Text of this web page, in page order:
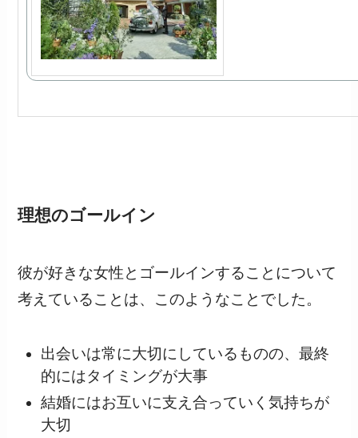
理想のゴールイン
彼が好きな女性とゴールインすることについて
考えていることは、このようなことでした。
出会いは常に大切にしているものの、最終
的にはタイミングが大事
結婚にはお互いに支え合っていく気持ちが
大切